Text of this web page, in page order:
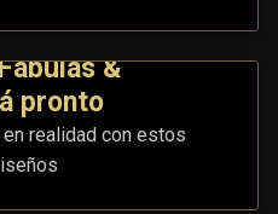
&
pronto
realidad con estos